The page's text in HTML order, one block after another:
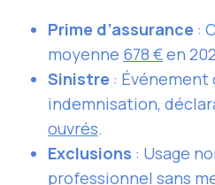
Prime d’assurance :
moyenne 678 €en
Sinistre :
indemnisation,
ouvrés.
Exclusions : Usage
professionnel sans